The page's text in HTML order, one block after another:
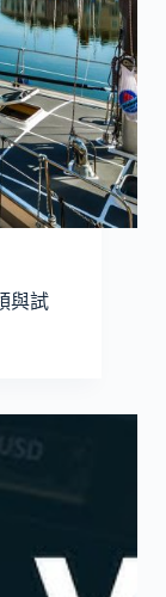
與試